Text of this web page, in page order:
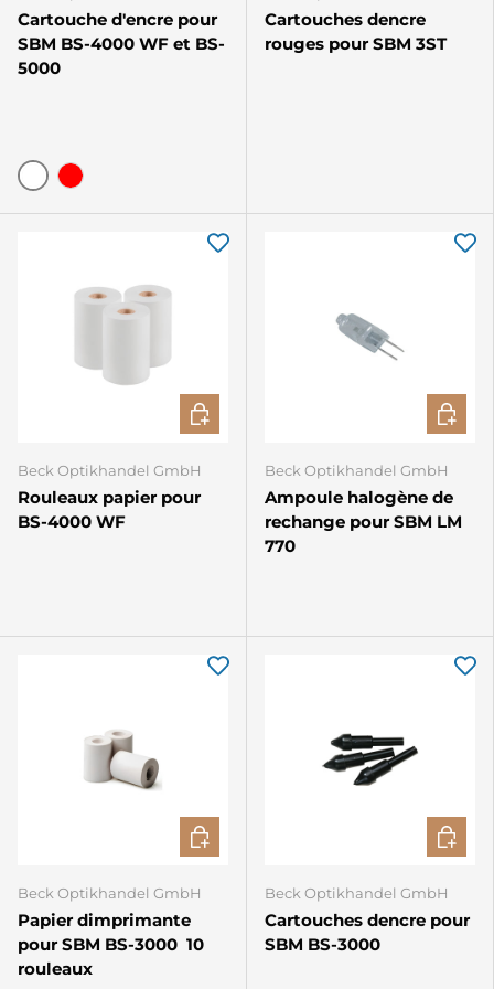
Cartouche d'encre pour
SBM BS-4000 WF et BS-
5000
Weiss
Cartouches dencre
rouges pour SBM 3ST
Beck Optikhandel GmbH
Rouleaux papier pour
BS-4000 WF
CHOISIR LES OPTIONS
Beck Optikhandel GmbH
Ampoule halogène de
rechange pour SBM LM
770
Beck Optikhandel GmbH
Papier dimprimante
pour SBM BS-3000  10
rouleaux
CHOISIR LES OPTIONS
Beck Optikhandel GmbH
Cartouches dencre pour
SBM BS-3000